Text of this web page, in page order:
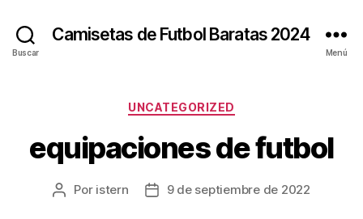
Buscar
Camisetas de Futbol Baratas 2024
Menú
Categorías
UNCATEGORIZED
equipaciones de futbol
Autor
Por istern
Fecha9 de septiembre de 2022